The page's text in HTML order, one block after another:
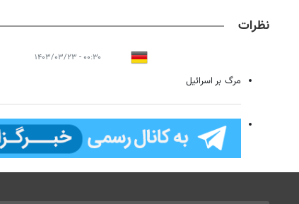
نظرات
۰۰:۳۰ - ۱۴۰۳/۰۳/۲۳
مرگ بر اسرائیل